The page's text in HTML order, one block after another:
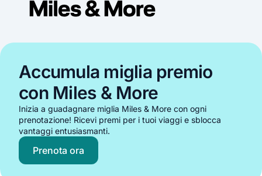
Accumula miglia premio
con Miles & More
Inizia a guadagnare miglia Miles & More con ogni
prenotazione! Ricevi premi per i tuoi viaggi e sblocca
vantaggi entusiasmanti.
Prenota ora